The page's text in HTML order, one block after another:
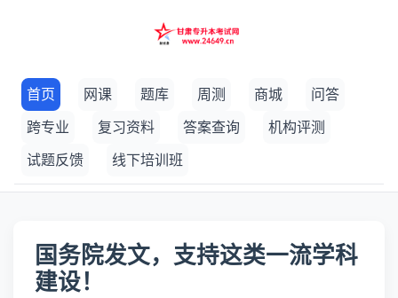
首页 网课 题库 周测 商城
问答
跨专业
复习资料 答案查询
机构评测
试题反馈
线下培训班
国务院发文，支持这类一流学科
建设！